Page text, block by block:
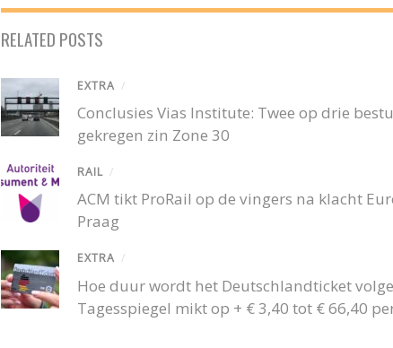
RELATED POSTS
EXTRA /
Conclusies Vias Institute: Twee op drie
gekregen zin Zone 30
RAIL /
ACM tikt ProRail op de vingers na klacht
Praag
EXTRA /
Hoe duur wordt het Deutschlandticket
Tagesspiegel mikt op + € 3,40 tot € 66,40